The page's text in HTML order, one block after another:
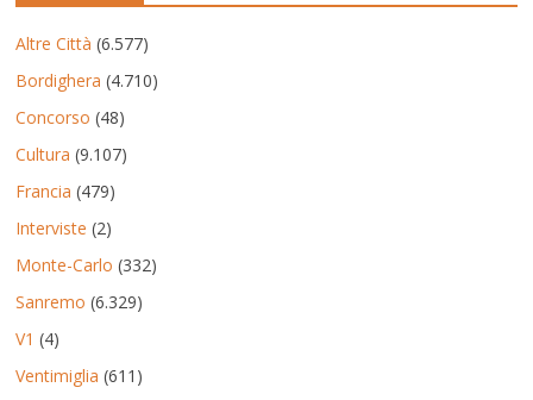
Altre Città (6.577)
Bordighera (4.710)
Concorso (48)
Cultura (9.107)
Francia (479)
Interviste (2)
Monte-Carlo (332)
Sanremo (6.329)
V1 (4)
Ventimiglia (611)